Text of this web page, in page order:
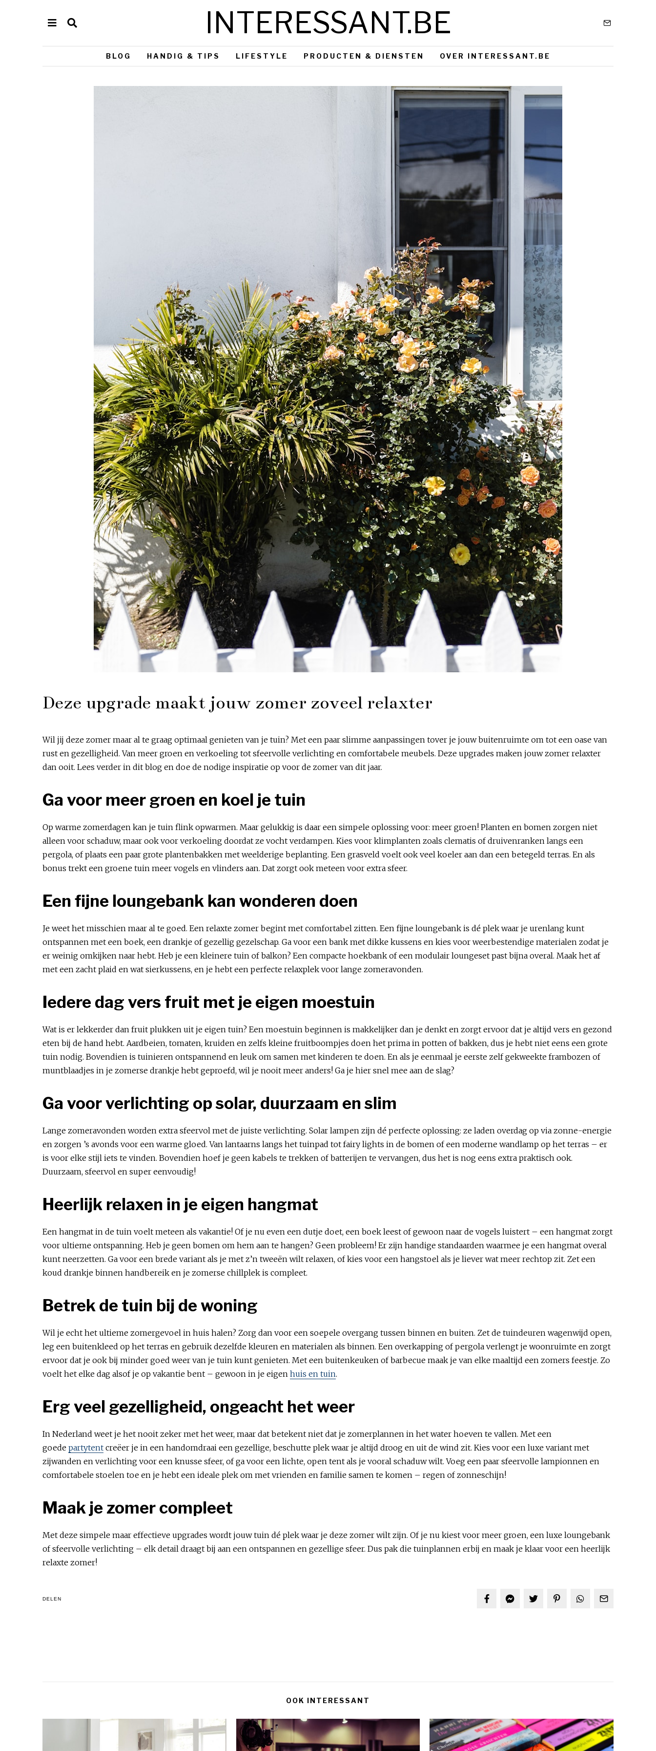
INTERESSANT.BE
BLOG HANDIG & TIPS LIFESTYLE PRODUCTEN & DIENSTEN OVER INTERESSANT.BE
Deze upgrade maakt jouw zomer zoveel relaxter
Wil jij deze zomer maar al te graag optimaal genieten van je tuin? Met een paar slimme aanpassingen tover je jouw buitenruimte om tot een oase van
rust en gezelligheid. Van meer groen en verkoeling tot sfeervolle verlichting en comfortabele meubels. Deze upgrades maken jouw zomer relaxter
dan ooit. Lees verder in dit blog en doe de nodige inspiratie op voor de zomer van dit jaar.
Ga voor meer groen en koel je tuin
Op warme zomerdagen kan je tuin flink opwarmen. Maar gelukkig is daar een simpele oplossing voor: meer groen! Planten en bomen zorgen niet
alleen voor schaduw, maar ook voor verkoeling doordat ze vocht verdampen. Kies voor klimplanten zoals clematis of druivenranken langs een
pergola, of plaats een paar grote plantenbakken met weelderige beplanting. Een grasveld voelt ook veel koeler aan dan een betegeld terras. En als
bonus trekt een groene tuin meer vogels en vlinders aan. Dat zorgt ook meteen voor extra sfeer.
Een fijne loungebank kan wonderen doen
Je weet het misschien maar al te goed. Een relaxte zomer begint met comfortabel zitten. Een fijne loungebank is dé plek waar je urenlang kunt
ontspannen met een boek, een drankje of gezellig gezelschap. Ga voor een bank met dikke kussens en kies voor weerbestendige materialen zodat je
er weinig omkijken naar hebt. Heb je een kleinere tuin of balkon? Een compacte hoekbank of een modulair loungeset past bijna overal. Maak het af
met een zacht plaid en wat sierkussens, en je hebt een perfecte relaxplek voor lange zomeravonden.
Iedere dag vers fruit met je eigen moestuin
Wat is er lekkerder dan fruit plukken uit je eigen tuin? Een moestuin beginnen is makkelijker dan je denkt en zorgt ervoor dat je altijd vers en gezond
eten bij de hand hebt. Aardbeien, tomaten, kruiden en zelfs kleine fruitboompjes doen het prima in potten of bakken, dus je hebt niet eens een grote
tuin nodig. Bovendien is tuinieren ontspannend en leuk om samen met kinderen te doen. En als je eenmaal je eerste zelf gekweekte frambozen of
muntblaadjes in je zomerse drankje hebt geproefd, wil je nooit meer anders! Ga je hier snel mee aan de slag?
Ga voor verlichting op solar, duurzaam en slim
Lange zomeravonden worden extra sfeervol met de juiste verlichting. Solar lampen zijn dé perfecte oplossing: ze laden overdag op via zonne-energie
en zorgen ’s avonds voor een warme gloed. Van lantaarns langs het tuinpad tot fairy lights in de bomen of een moderne wandlamp op het terras – er
is voor elke stijl iets te vinden. Bovendien hoef je geen kabels te trekken of batterijen te vervangen, dus het is nog eens extra praktisch ook.
Duurzaam, sfeervol en super eenvoudig!
Heerlijk relaxen in je eigen hangmat
Een hangmat in de tuin voelt meteen als vakantie! Of je nu even een dutje doet, een boek leest of gewoon naar de vogels luistert – een hangmat zorgt
voor ultieme ontspanning. Heb je geen bomen om hem aan te hangen? Geen probleem! Er zijn handige standaarden waarmee je een hangmat overal
kunt neerzetten. Ga voor een brede variant als je met z’n tweeën wilt relaxen, of kies voor een hangstoel als je liever wat meer rechtop zit. Zet een
koud drankje binnen handbereik en je zomerse chillplek is compleet.
Betrek de tuin bij de woning
Wil je echt het ultieme zomergevoel in huis halen? Zorg dan voor een soepele overgang tussen binnen en buiten. Zet de tuindeuren wagenwijd open,
leg een buitenkleed op het terras en gebruik dezelfde kleuren en materialen als binnen. Een overkapping of pergola verlengt je woonruimte en zorgt
ervoor dat je ook bij minder goed weer van je tuin kunt genieten. Met een buitenkeuken of barbecue maak je van elke maaltijd een zomers feestje. Zo
voelt het elke dag alsof je op vakantie bent – gewoon in je eigen huis en tuin.
Erg veel gezelligheid, ongeacht het weer
In Nederland weet je het nooit zeker met het weer, maar dat betekent niet dat je zomerplannen in het water hoeven te vallen. Met een
goede partytent creëer je in een handomdraai een gezellige, beschutte plek waar je altijd droog en uit de wind zit. Kies voor een luxe variant met
zijwanden en verlichting voor een knusse sfeer, of ga voor een lichte, open tent als je vooral schaduw wilt. Voeg een paar sfeervolle lampionnen en
comfortabele stoelen toe en je hebt een ideale plek om met vrienden en familie samen te komen – regen of zonneschijn!
Maak je zomer compleet
Met deze simpele maar effectieve upgrades wordt jouw tuin dé plek waar je deze zomer wilt zijn. Of je nu kiest voor meer groen, een luxe loungebank
of sfeervolle verlichting – elk detail draagt bij aan een ontspannen en gezellige sfeer. Dus pak die tuinplannen erbij en maak je klaar voor een heerlijk
relaxte zomer!
DELEN
OOK INTERESSANT